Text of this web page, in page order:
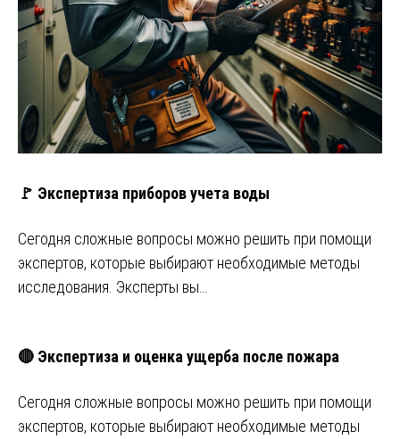
🚩 Экспертиза приборов учета воды
Сегодня сложные вопросы можно решить при помощи
экспертов, которые выбирают необходимые методы
исследования. Эксперты вы…
🔴 Экспертиза и оценка ущерба после пожара
Сегодня сложные вопросы можно решить при помощи
экспертов, которые выбирают необходимые методы